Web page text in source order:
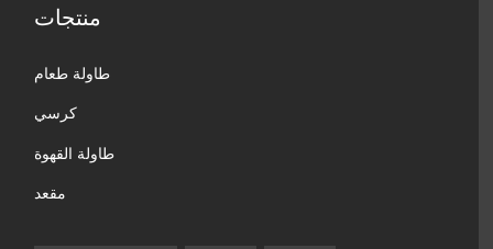
منتجات
طاولة طعام
كرسي
طاولة القهوة
مقعد